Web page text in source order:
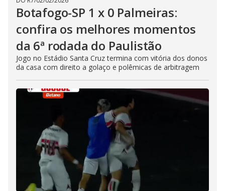
Botafogo-SP 1 x 0 Palmeiras:
confira os melhores momentos
da 6ª rodada do Paulistão
Jogo no Estádio Santa Cruz termina com vitória dos donos
da casa com direito a golaço e polêmicas de arbitragem